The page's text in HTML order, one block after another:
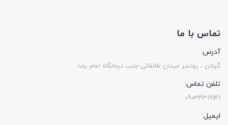
تماس با ما
آدرس:
گیلان ، رودسر میدان طالقانی جنب درمانگاه امام رضا
تلفن تماس:
09034319141
ایمیل: